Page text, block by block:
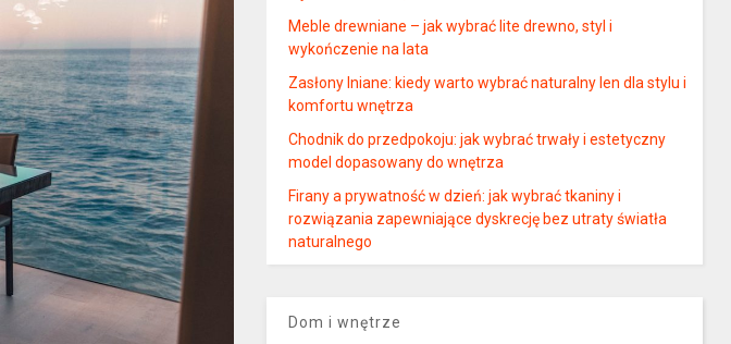
Meble drewniane – jak wybrać lite drewno, styl i
wykończenie na lata
Zasłony lniane: kiedy warto wybrać naturalny len dla stylu i
komfortu wnętrza
Chodnik do przedpokoju: jak wybrać trwały i estetyczny
model dopasowany do wnętrza
Firany a prywatność w dzień: jak wybrać tkaniny i
rozwiązania zapewniające dyskrecję bez utraty światła
naturalnego
Dom i wnętrze